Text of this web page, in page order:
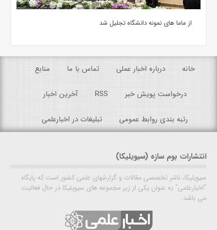
از ماما های نمونه دانشگاه تجلیل شد
خانه درباره اخبار عملی تماس با ما منابع
درخواست پویش خبر RSS آخرین اخبار
رتبه بندی روابط عمومی تبلیغات در اخبارعلمی
انتشارات بوم سازه (سیویلیکا)
سیویلیکا، ناشر تخصصی مقالات و گزارشهای علمی کشور است که پایگاه
"اخبارعلمی" به عنوان یکی از زیر مجموعه های سیویلیکا در حال فعالیت
می باشد.